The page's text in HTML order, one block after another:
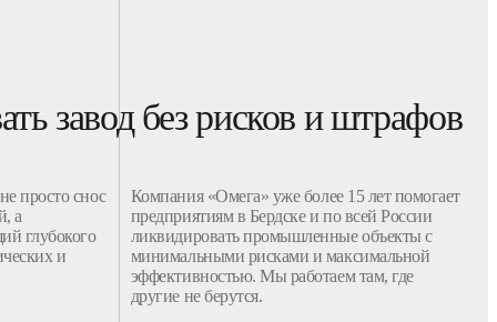
завод без рисков и штрафов
простоснос
, а
глубокого
и
Компания«Омега» уже более 15 лет помогает
предприятиямв Бердске и по всей России
ликвидироватьпромышленные объекты с
минимальными рисками и максимальной
эффективностью. Мы работаем там, где
другие не берутся.